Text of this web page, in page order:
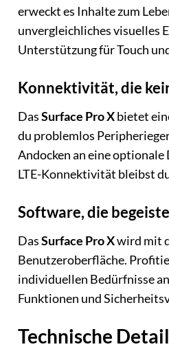
erweckt es Inhalte zum
unvergleichliches visuelles
Unterstützung für Touch
Konnektivität, die
DasSurface Pro Xbietet
du problemlos
Andocken an eine
LTE-Konnektivität bleibst
Software, die
DasSurface Pro Xwird mit
Benutzeroberfläche.
individuellen Bedürfnisse
Funktionen und
Technische